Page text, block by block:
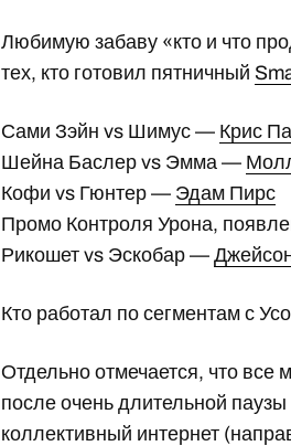
Любимую забаву «кто и что
тех, кто готовил пятничный
Сами Зэйн vs Шимус — Крис
Шейна Баслер vs Эмма —
Кофи vs Гюнтер — Эдам Пирс
Промо Контроля Урона,
Рикошет vs Эскобар —
Кто работал по сегментам с
Отдельно отмечается, что
после очень длительной
коллективный интернет